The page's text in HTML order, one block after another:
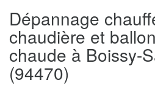
Dépannage
chaudière et
chaude à Boissy-
(94470)